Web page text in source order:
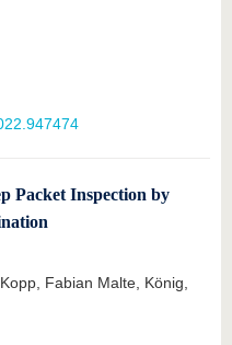
Packet Inspection by
Fabian Malte, König,